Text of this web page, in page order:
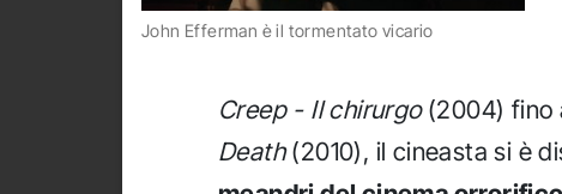
John Efferman è il tormentato vicario
Creep - Il chirurgo(2004) fino
Death(2010), il cineasta si è